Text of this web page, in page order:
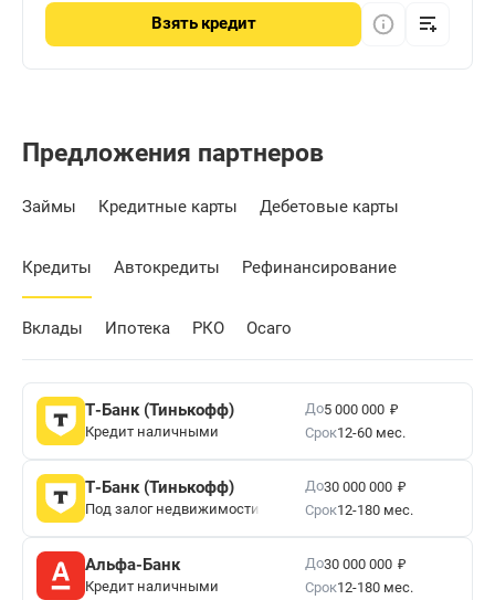
Взять кредит
Предложения партнеров
Займы Кредитные карты Дебетовые карты
Кредиты Автокредиты Рефинансирование
Вклады Ипотека РКО Осаго
Т-Банк (Тинькофф)
Кредит наличными
До5 000 000 ₽
Срок12-60 мес.
Т-Банк (Тинькофф)
Под залог недвижимости
До30 000 000 ₽
Срок12-180 мес.
Альфа-Банк
Кредит наличными
До30 000 000 ₽
Срок12-180 мес.